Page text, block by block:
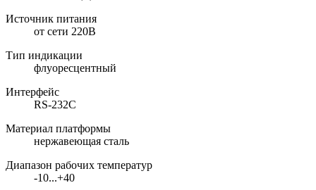
Источник питания
от сети 220В
Тип индикации
флуоресцентный
Интерфейс
RS-232C
Материал платформы
нержавеющая сталь
Диапазон рабочих температур
-10...+40